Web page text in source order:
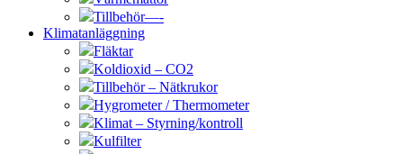
Tillbehör—-
Klimatanläggning
Fläktar
Koldioxid – CO2
Tillbehör – Nätkrukor
Hygrometer / Thermometer
Klimat – Styrning/kontroll
Kulfilter